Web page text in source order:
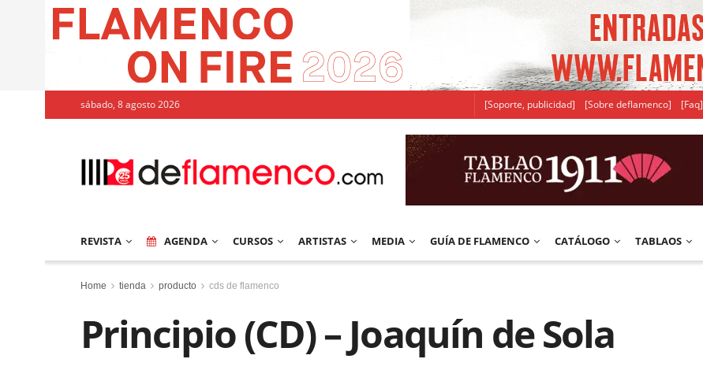
sábado, 8 agosto 2026 [Soporte, publicidad] [Sobre deflamenco] [Faq]
REVISTA AGENDA CURSOS ARTISTAS MEDIA GUÍA DE FLAMENCO CATÁLOGO TABLAOS
Home tienda producto cds de flamenco
Principio (CD) – Joaquín de Sola